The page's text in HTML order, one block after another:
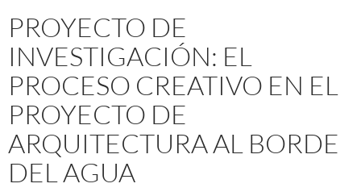
PROYECTO DE
INVESTIGACIÓN: EL
PROCESO CREATIVO EN EL
PROYECTO DE
ARQUITECTURA AL BORDE
DEL AGUA